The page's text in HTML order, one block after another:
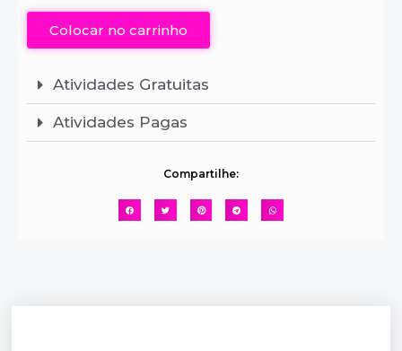
Colocar no carrinho
Atividades Gratuitas
Atividades Pagas
Compartilhe: